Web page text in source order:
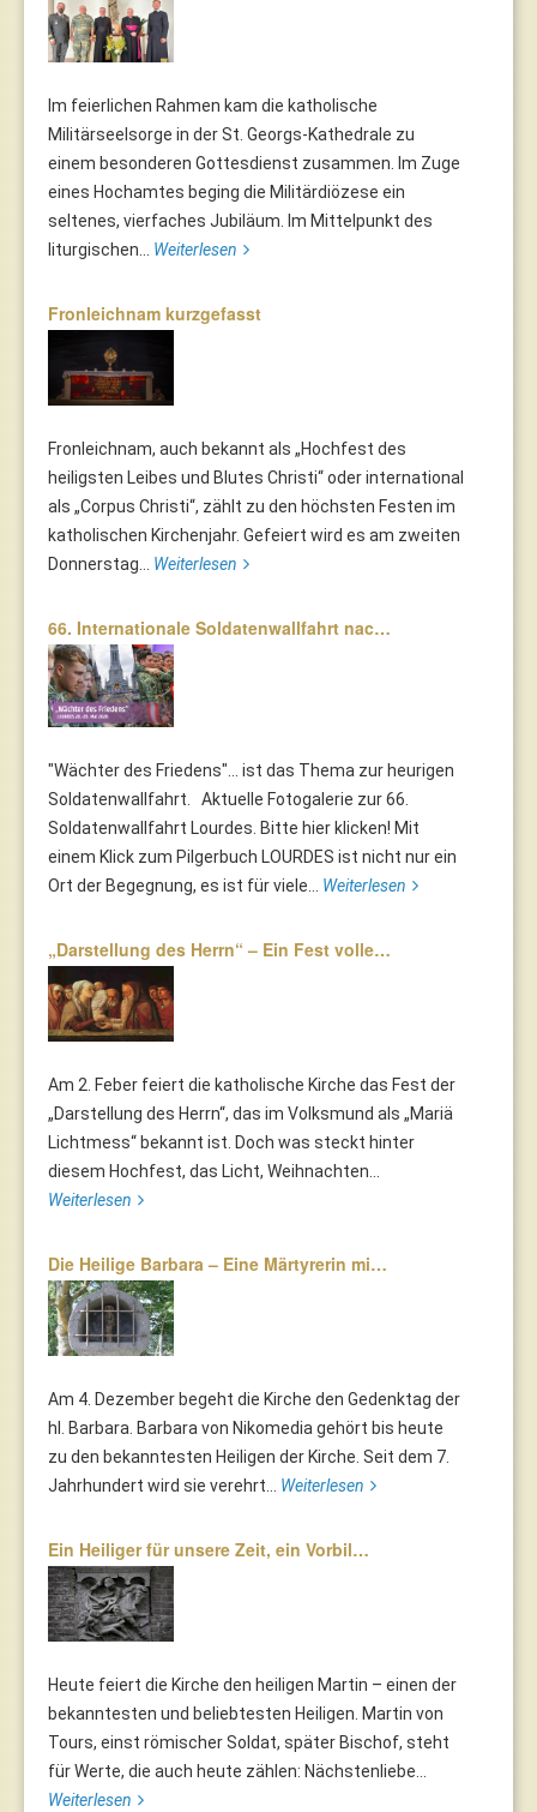
Im feierlichen Rahmen kam die katholische
Militärseelsorge in der St. Georgs-Kathedrale zu
einem besonderen Gottesdienst zusammen. Im Zuge
eines Hochamtes beging die Militärdiözese ein
seltenes, vierfaches Jubiläum. Im Mittelpunkt des
liturgischen... Weiterlesen
Fronleichnam kurzgefasst
Fronleichnam, auch bekannt als „Hochfest des
heiligsten Leibes und Blutes Christi“ oder international
als „Corpus Christi“, zählt zu den höchsten Festen im
katholischen Kirchenjahr. Gefeiert wird es am zweiten
Donnerstag... Weiterlesen
66. Internationale Soldatenwallfahrt nac…
"Wächter des Friedens"... ist das Thema zur heurigen
Soldatenwallfahrt. Aktuelle Fotogalerie zur 66.
Soldatenwallfahrt Lourdes. Bitte hier klicken! Mit
einem Klick zum Pilgerbuch LOURDES ist nicht nur ein
Ort der Begegnung, es ist für viele... Weiterlesen
„Darstellung des Herrn“ – Ein Fest volle…
Am 2. Feber feiert die katholische Kirche das Fest der
„Darstellung des Herrn“, das im Volksmund als „Mariä
Lichtmess“ bekannt ist. Doch was steckt hinter
diesem Hochfest, das Licht, Weihnachten...
Weiterlesen
Die Heilige Barbara – Eine Märtyrerin mi…
Am 4. Dezember begeht die Kirche den Gedenktag der
hl. Barbara. Barbara von Nikomedia gehört bis heute
zu den bekanntesten Heiligen der Kirche. Seit dem 7.
Jahrhundert wird sie verehrt... Weiterlesen
Ein Heiliger für unsere Zeit, ein Vorbil…
Heute feiert die Kirche den heiligen Martin – einen der
bekanntesten und beliebtesten Heiligen. Martin von
Tours, einst römischer Soldat, später Bischof, steht
für Werte, die auch heute zählen: Nächstenliebe...
Weiterlesen